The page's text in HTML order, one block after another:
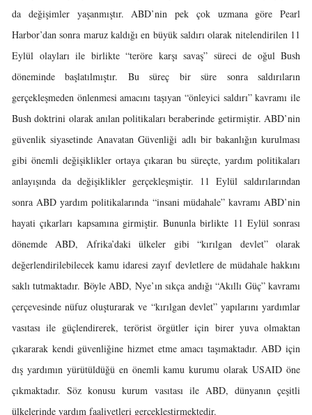
da değişimler yaşanmıştır. ABD’nin pek çok uzmana göre Pearl
Harbor’dan sonra maruz kaldığı en büyük saldırı olarak nitelendirilen 11
Eylül olayları ile birlikte “teröre karşı savaş” süreci de oğul Bush
döneminde başlatılmıştır. Bu süreç bir süre sonra saldırıların
gerçekleşmeden önlenmesi amacını taşıyan “önleyici saldırı” kavramı ile
Bush doktrini olarak anılan politikaları beraberinde getirmiştir. ABD’nin
güvenlik siyasetinde Anavatan Güvenliği adlı bir bakanlığın kurulması
gibi önemli değişiklikler ortaya çıkaran bu süreçte, yardım politikaları
anlayışında da değişiklikler gerçekleşmiştir. 11 Eylül saldırılarından
sonra ABD yardım politikalarında “insani müdahale” kavramı ABD’nin
hayati çıkarları kapsamına girmiştir. Bununla birlikte 11 Eylül sonrası
dönemde ABD, Afrika’daki ülkeler gibi “kırılgan devlet” olarak
değerlendirilebilecek kamu idaresi zayıf devletlere de müdahale hakkını
saklı tutmaktadır. Böyle ABD, Nye’ın sıkça andığı “Akıllı Güç” kavramı
çerçevesinde nüfuz oluşturarak ve “kırılgan devlet” yapılarını yardımlar
vasıtası ile güçlendirerek, terörist örgütler için birer yuva olmaktan
çıkararak kendi güvenliğine hizmet etme amacı taşımaktadır. ABD için
dış yardımın yürütüldüğü en önemli kamu kurumu olarak USAID öne
çıkmaktadır. Söz konusu kurum vasıtası ile ABD, dünyanın çeşitli
ülkelerinde yardım faaliyetleri gerçekleştirmektedir.